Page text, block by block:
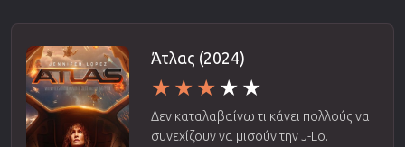
Άτλας (2024)
Δεν καταλαβαίνω τι κάνει πολλούς να
συνεχίζουν να μισούν την J-Lo.